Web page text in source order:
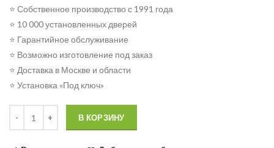
⭐ Собственное производство с 1991 года
⭐ 10 000 установленных дверей
⭐ Гарантийное обслуживание
⭐ Возможно изготовление под заказ
⭐ Доставка в Москве и области
⭐ Установка «Под ключ»
В КОРЗИНУ